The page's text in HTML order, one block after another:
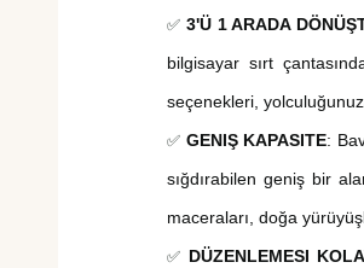
✅ 3'Ü 1 ARADA
bilgisayar sırt
seçenekleri,
✅ GENIŞ KAPASITE:
sığdırabilen geniş bir
maceraları, doğa
✅ DÜZENLEMESI